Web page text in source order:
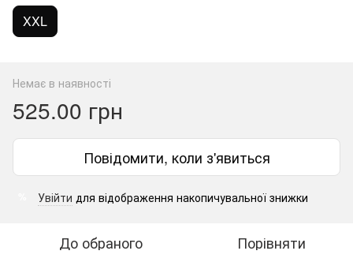
XXL
Немає в наявності
525.00 грн
Повідомити, коли з'явиться
Увійти для відображення накопичувальної знижки
До обраного Порівняти